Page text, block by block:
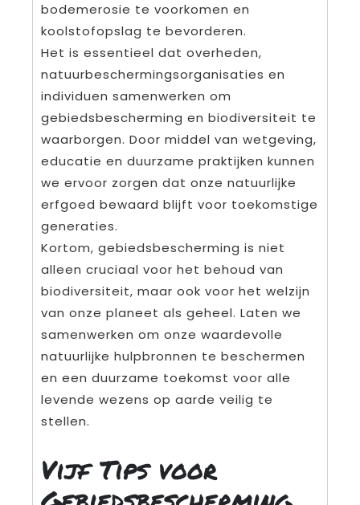
bodemerosie te voorkomen en
koolstofopslag te bevorderen.
Het is essentieel dat overheden,
natuurbeschermingsorganisaties en
individuen samenwerken om
gebiedsbescherming en biodiversiteit te
waarborgen. Door middel van wetgeving,
educatie en duurzame praktijken kunnen
we ervoor zorgen dat onze natuurlijke
erfgoed bewaard blijft voor toekomstige
generaties.
Kortom, gebiedsbescherming is niet
alleen cruciaal voor het behoud van
biodiversiteit, maar ook voor het welzijn
van onze planeet als geheel. Laten we
samenwerken om onze waardevolle
natuurlijke hulpbronnen te beschermen
en een duurzame toekomst voor alle
levende wezens op aarde veilig te
stellen.
Vijf Tips voor